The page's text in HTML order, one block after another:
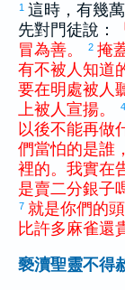
1 這時，有幾
先對門徒說：
「
冒為善。 2 掩
有不被 人知道
要在明處被 人
上被 人宣揚。 4
以後不能再做
們當怕的是誰 ，
裡的。 我實在
是賣二分銀子
7 就是你們的
比許多麻雀還
褻瀆聖靈不得